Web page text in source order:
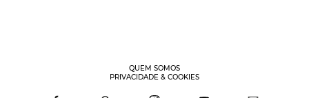
QUEM SOMOS
PRIVACIDADE & COOKIES